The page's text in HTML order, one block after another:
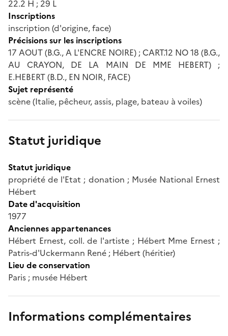
22.2 H ; 29 L
Inscriptions
inscription (d'origine, face)
Précisions sur les inscriptions
17 AOUT (B.G., A L'ENCRE NOIRE) ; CART.12 NO 18 (B.G.,
AU CRAYON, DE LA MAIN DE MME HEBERT) ;
E.HEBERT (B.D., EN NOIR, FACE)
Sujet représenté
scène (Italie, pêcheur, assis, plage, bateau à voiles)
Statut juridique
Statut juridique
propriété de l'Etat ; donation ; Musée National Ernest
Hébert
Date d'acquisition
1977
Anciennes appartenances
Hébert Ernest, coll. de l'artiste ; Hébert Mme Ernest ;
Patris-d'Uckermann René ; Hébert (héritier)
Lieu de conservation
Paris ; musée Hébert
Informations complémentaires